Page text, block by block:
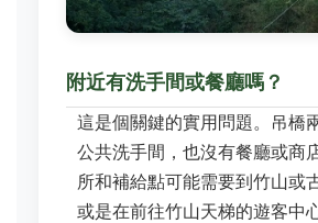
附近有洗手間或餐廳嗎？
這是個關鍵的實用問題。吊橋
公共洗手間，也沒有餐廳或商
所和補給點可能需要到竹山或
或是在前往竹山天梯的遊客中